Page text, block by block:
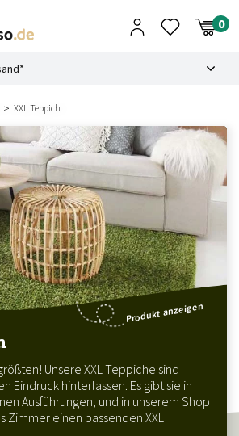
XXL Teppich
Unsere XXL Teppiche sind
Eindruck hinterlassen. Es gibt sie in
Ausführungen, und in unserem Shop
Zimmer einen passenden XXL
Produkt anzeigen